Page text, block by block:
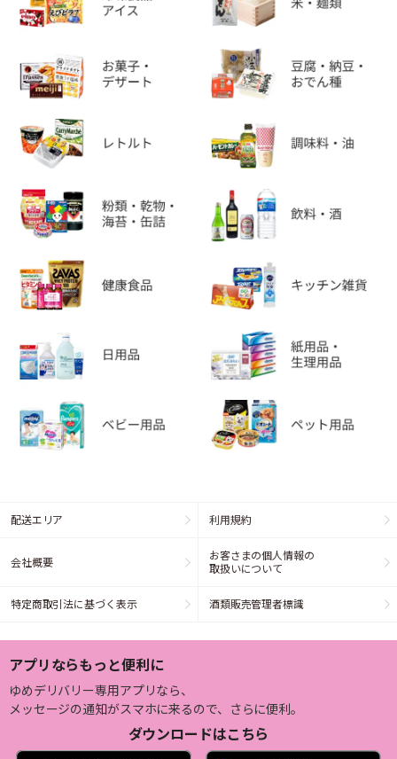
配送エリア 利用規約
会社概要
お客さまの個人情報の
取扱いについて
特定商取引法に基づく表示 酒類販売管理者標識
アプリならもっと便利に
ゆめデリバリー専用アプリなら、
メッセージの通知がスマホに来るので、さらに便利。
ダウンロードはこちら